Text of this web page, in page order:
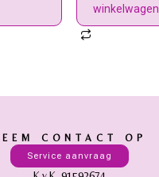
winkelwagen
CONTACT OP
Service aanvraag